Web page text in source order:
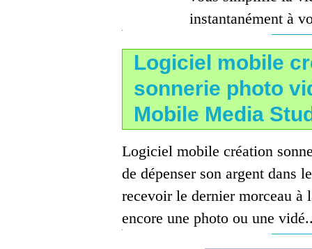
instantanément à
Logiciel mobile
sonnerie photo
Mobile Media
Logiciel mobile création
de dépenser son argent dans
recevoir le dernier morceau à
encore une photo ou une